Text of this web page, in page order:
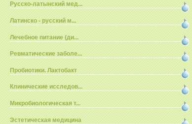
Русско-латынский мед...
Латинско - русский м...
Лечебное питание (ди...
Ревматические заболе...
Пробиотики. Лактобакт
Клинические исследов...
Микробиологическая т...
Эстетическая медицина